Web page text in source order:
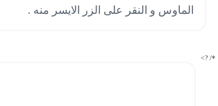
الماوس و النقر على الزر الايسر منه .
*/ ?>